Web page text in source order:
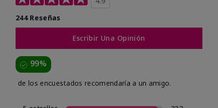
244 Reseñas
Escribir Una Opinión
99%
de los encuestados recomendaría a un amigo.